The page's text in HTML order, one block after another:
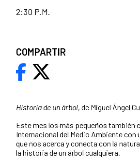
Historia de un árbol, de Miguel Ángel
Este mes los más pequeños también
Internacional del Medio Ambiente con
que nos acerca y conecta con la
la historia de un árbol cualquiera.
2:30 P.M.
COMPARTIR